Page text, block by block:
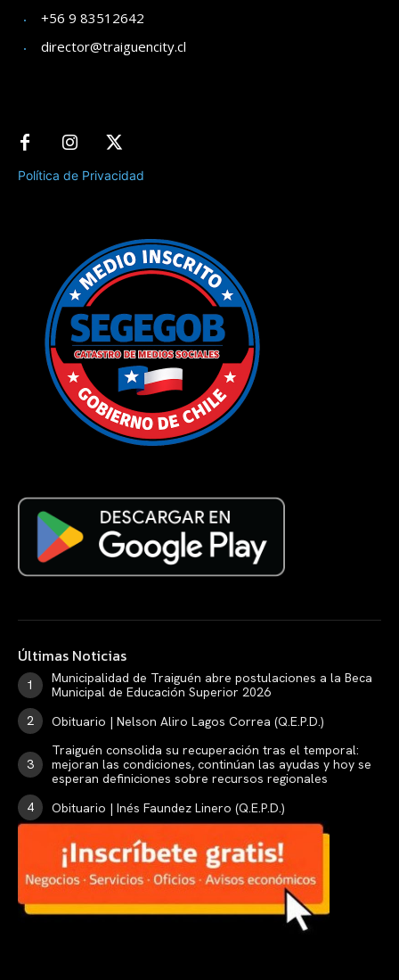
+56 9 83512642
director@traiguencity.cl
Política de Privacidad
Últimas Noticias
Municipalidad de Traiguén abre postulaciones a la Beca
Municipal de Educación Superior 2026
Obituario | Nelson Aliro Lagos Correa (Q.E.P.D.)
Traiguén consolida su recuperación tras el temporal:
mejoran las condiciones, continúan las ayudas y hoy se
esperan definiciones sobre recursos regionales
Obituario | Inés Faundez Linero (Q.E.P.D.)